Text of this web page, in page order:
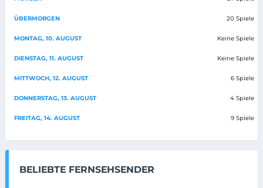
ÜBERMORGEN 20 Spiele
MONTAG, 10. AUGUST Keine Spiele
DIENSTAG, 11. AUGUST Keine Spiele
MITTWOCH, 12. AUGUST 6 Spiele
DONNERSTAG, 13. AUGUST 4 Spiele
FREITAG, 14. AUGUST 9 Spiele
BELIEBTE FERNSEHSENDER